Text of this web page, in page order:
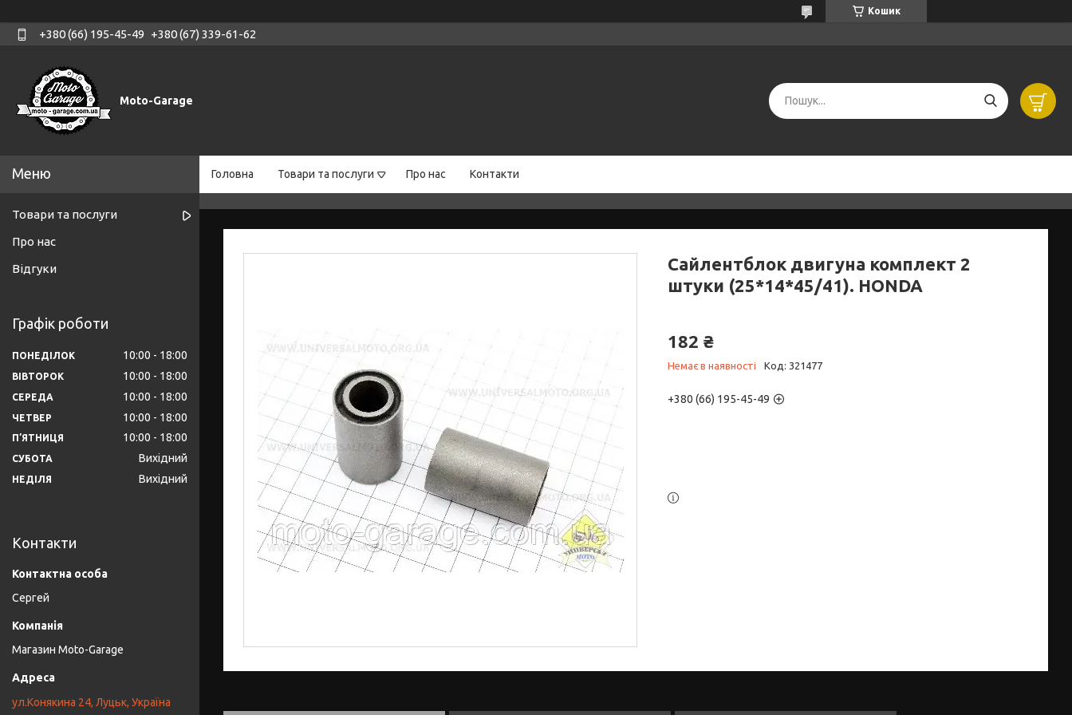
Кошик
+380 (66) 195-45-49 +380 (67) 339-61-62
Moto-Garage
Головна Товари та послуги Про нас Контакти
Сайлентблок двигуна комплект 2
штуки (25*14*45/41). HONDA
182 ₴
Немає в наявності Код: 321477
+380 (66) 195-45-49
Товари та послуги
Про нас
Відгуки
Графік роботи
ПОНЕДІЛОК 10:00 18:00
ВІВТОРОК 10:00 18:00
СЕРЕДА 10:00 18:00
ЧЕТВЕР 10:00 18:00
ПʼЯТНИЦЯ 10:00 18:00
СУБОТА Вихідний
НЕДІЛЯ Вихідний
Контакти
Сергей
Магазин Moto-Garage
ул.Конякина 24, Луцьк, Україна